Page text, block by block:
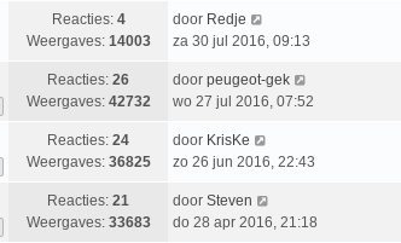
c
h
e
c
h
e
b
e
c
h
t
s
e
b
e
c
h
Reacties: 4
Weergaves: 14003
L
a
t
s
e
b
e
door Redje
za 30 jul 2016, 09:13
Reacties: 26
Weergaves: 42732
L
a
t
s
e
b
door peugeot-gek
wo 27 jul 2016, 07:52
Reacties: 24
Weergaves: 36825
L
a
t
s
door KrisKe
zo 26 jun 2016, 22:43
Reacties: 21
Weergaves: 33683
L
a
door Steven
do 28 apr 2016, 21:18